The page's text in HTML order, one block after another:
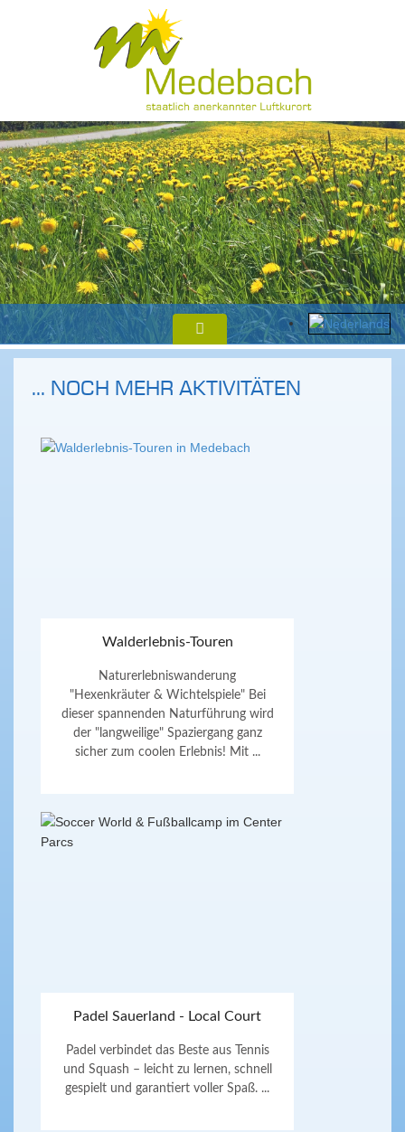
... NOCH MEHR AKTIVITÄTEN
Walderlebnis-Touren
Naturerlebniswanderung
"Hexenkräuter & Wichtelspiele" Bei
dieser spannenden Naturführung wird
der "langweilige" Spaziergang ganz
sicher zum coolen Erlebnis! Mit ...
Padel Sauerland - Local Court
Padel verbindet das Beste aus Tennis
und Squash – leicht zu lernen, schnell
gespielt und garantiert voller Spaß. ...